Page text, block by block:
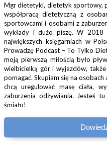
Mgr dietetyki, dietetyk sportowy,
współpracą dietetyczną z
sportowcami i osobami z
wykłady i dużo piszę. W 2018
największych księgarniach w
Prowadzę Podcast – To Tylko
moją pierwszą miłością było
wielbicielką gór i wyjazdów,
pomagać. Skupiam się na
chcą uregulować masę ciała,
zaburzenia odżywiania. Jesteś
śmiało!